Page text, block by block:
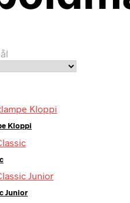
Kloppi
Junior